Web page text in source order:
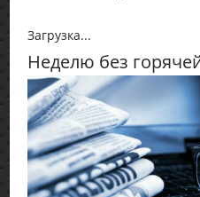
Загрузка...
Неделю без